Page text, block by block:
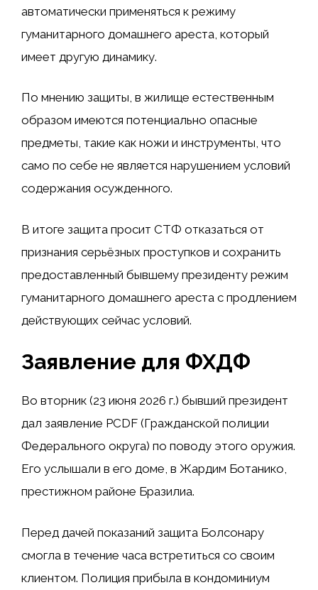
автоматически применяться к режиму
гуманитарного домашнего ареста, который
имеет другую динамику.
По мнению защиты, в жилище естественным
образом имеются потенциально опасные
предметы, такие как ножи и инструменты, что
само по себе не является нарушением условий
содержания осужденного.
В итоге защита просит СТФ ​​отказаться от
признания серьёзных проступков и сохранить
предоставленный бывшему президенту режим
гуманитарного домашнего ареста с продлением
действующих сейчас условий.
Заявление для ФХДФ
Во вторник (23 июня 2026 г.) бывший президент
дал заявление PCDF (Гражданской полиции
Федерального округа) по поводу этого оружия.
Его услышали в его доме, в Жардим Ботанико,
престижном районе Бразилиа.
Перед дачей показаний защита Болсонару
смогла в течение часа встретиться со своим
клиентом. Полиция прибыла в кондоминиум